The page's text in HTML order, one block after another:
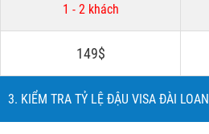
1 - 2 khách
149$
3. KIỂM TRA TỶ LỆ ĐẬU VISA ĐÀI LOAN